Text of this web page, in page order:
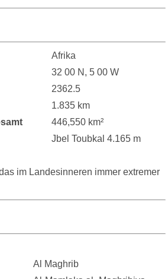
Afrika
32 00 N, 5 00 W
2362.5
1.835 km
446,550 km²
Jbel Toubkal 4.165 m
im Landesinneren immer extremer
Al Maghrib